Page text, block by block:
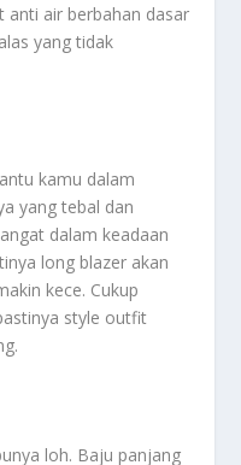
anti air berbahan dasar
yang tidak
kamu dalam
yang tebal dan
dalam keadaan
long blazer akan
kece. Cukup
style outfit
loh. Baju panjang